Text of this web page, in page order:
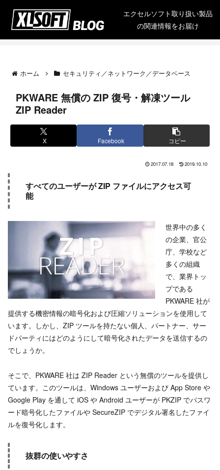
エクセルソフト取り扱い製品
の関連情報をお届け
ホーム セキュリティ／ネットワーク／データベース
PKWARE 無償の ZIP 復号・解凍ツール
ZIP Reader
X Facebook コピー
2017.07.18 2019.10.10
すべてのユーザーが ZIP ファイルにアクセス可
能
世界中の多く
の企業、官公
庁、学校など
多くの組織
で、業界トッ
プである
PKWARE 社が
提供する機密情報の暗号化および圧縮ソリューションを使用して
います。しかし、ZIP ツールを持たない個人、パートナー、サー
ドパーティにはどのようにして暗号化されたデータを送信するの
でしょうか。
そこで、PKWARE 社は ZIP Reader という無償のツールを提供し
ています。このツールは、Windows ユーザーおよび App Store や
Google Play を通して iOS や Android ユーザーが PKZIP でパスワ
ード暗号化したファイルや SecureZIP でデジタル署名したファイ
ルを復号化します。
抜群の使いやすさ